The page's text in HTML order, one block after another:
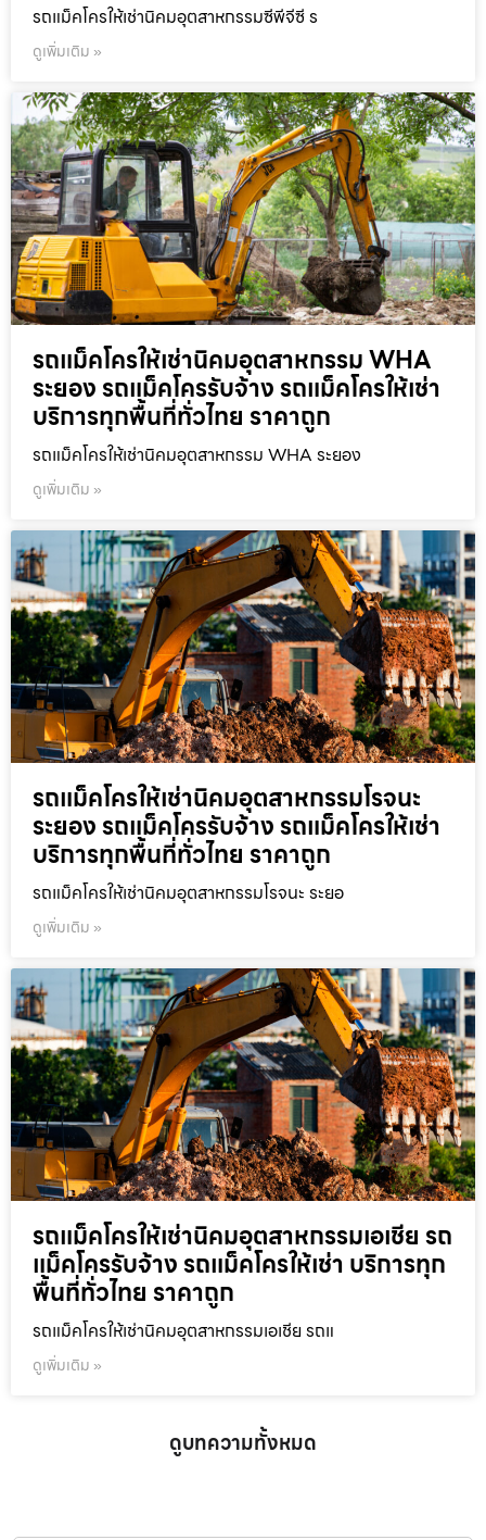
รถแม็คโครให้เช่านิคมอุตสาหกรรมซีพีจีซี ร
ดูเพิ่มเติม »
รถแม็คโครให้เช่านิคมอุตสาหกรรม WHA
ระยอง รถแม็คโครรับจ้าง รถแม็คโครให้เช่า
บริการทุกพื้นที่ทั่วไทย ราคาถูก
รถแม็คโครให้เช่านิคมอุตสาหกรรม WHA ระยอง
ดูเพิ่มเติม »
รถแม็คโครให้เช่านิคมอุตสาหกรรมโรจนะ
ระยอง รถแม็คโครรับจ้าง รถแม็คโครให้เช่า
บริการทุกพื้นที่ทั่วไทย ราคาถูก
รถแม็คโครให้เช่านิคมอุตสาหกรรมโรจนะ ระยอ
ดูเพิ่มเติม »
รถแม็คโครให้เช่านิคมอุตสาหกรรมเอเชีย รถ
แม็คโครรับจ้าง รถแม็คโครให้เช่า บริการทุก
พื้นที่ทั่วไทย ราคาถูก
รถแม็คโครให้เช่านิคมอุตสาหกรรมเอเชีย รถแ
ดูเพิ่มเติม »
ดูบทความทั้งหมด